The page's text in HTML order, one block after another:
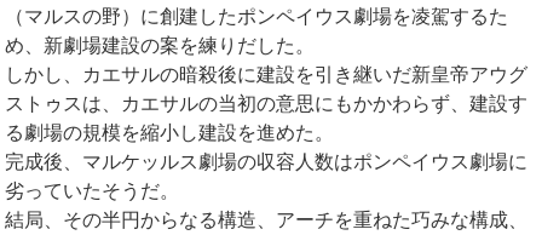
（マルスの野）に創建したポンペイウス劇場を凌駕するた
め、新劇場建設の案を練りだした。
しかし、カエサルの暗殺後に建設を引き継いだ新皇帝アウグ
ストゥスは、カエサルの当初の意思にもかかわらず、建設す
る劇場の規模を縮小し建設を進めた。
完成後、マルケッルス劇場の収容人数はポンペイウス劇場に
劣っていたそうだ。
結局、その半円からなる構造、アーチを重ねた巧みな構成、